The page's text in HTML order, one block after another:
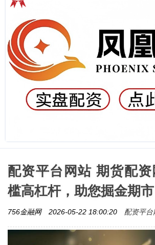
配资平台网站 期货配资
槛高杠杆，助您掘金期市
756金融网 2026-05-22 18:00:20 配资平台